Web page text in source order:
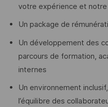
votre expérience et
Un package de
Un développement des
parcours de formation,
internes
Un environnement
l’équilibre des